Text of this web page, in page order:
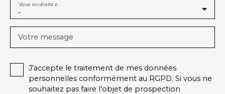
-
Vous souhaitez
Votre message
J'accepte le traitement de mes données
personnelles conformément au RGPD. Si vous ne
souhaitez pas faire l'objet de prospection